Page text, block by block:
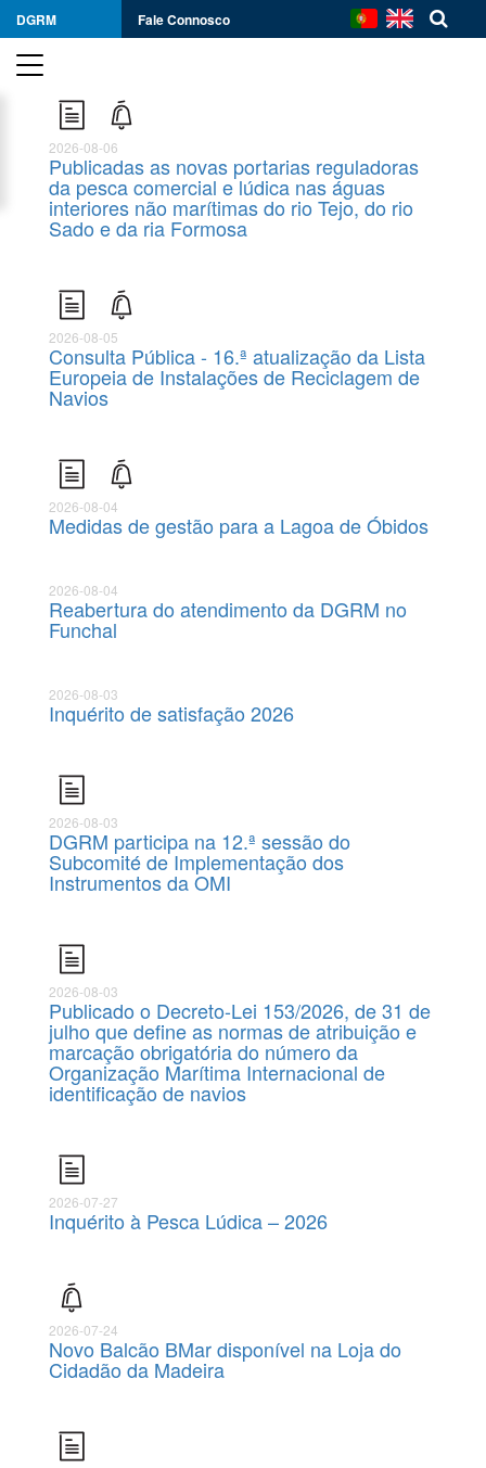
DGRM Fale Connosco
2026-08-06
Publicadas as novas portarias reguladoras
da pesca comercial e lúdica nas águas
interiores não marítimas do rio Tejo, do rio
Sado e da ria Formosa
2026-08-05
Consulta Pública - 16.ª atualização da Lista
Europeia de Instalações de Reciclagem de
Navios
2026-08-04
Medidas de gestão para a Lagoa de Óbidos
2026-08-04
Reabertura do atendimento da DGRM no
Funchal
2026-08-03
Inquérito de satisfação 2026
2026-08-03
DGRM participa na 12.ª sessão do
Subcomité de Implementação dos
Instrumentos da OMI
2026-08-03
Publicado o Decreto-Lei 153/2026, de 31 de
julho que define as normas de atribuição e
marcação obrigatória do número da
Organização Marítima Internacional de
identificação de navios
2026-07-27
Inquérito à Pesca Lúdica – 2026
2026-07-24
Novo Balcão BMar disponível na Loja do
Cidadão da Madeira